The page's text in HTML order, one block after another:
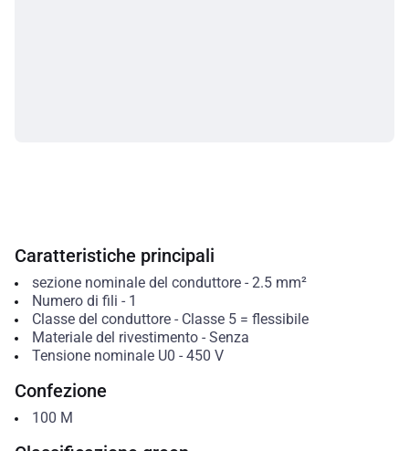
Caratteristiche principali
sezione nominale del conduttore- 2.5 mm²
Numero di fili - 1
Classe del conduttore- Classe 5 = flessibile
Materiale del rivestimento- Senza
Tensione nominale U0 - 450 V
Confezione
100 M